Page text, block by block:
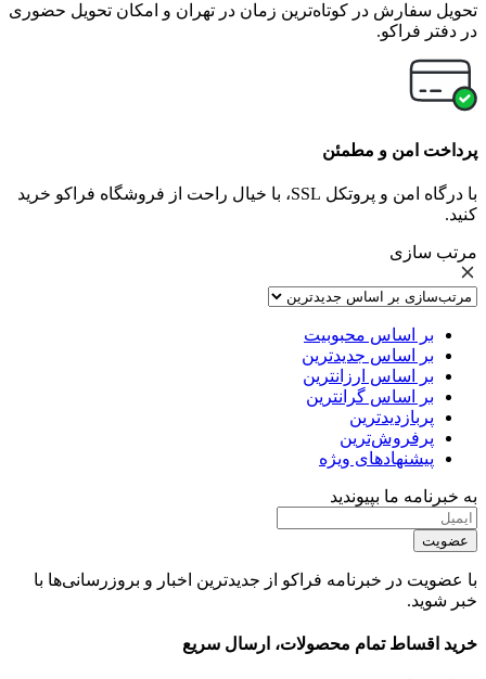
تحویل سفارش در کوتاه‌ترین زمان در تهران و امکان تحویل حضوری
در دفتر فراکو.
پرداخت امن و مطمئن
با درگاه امن و پروتکل SSL، با خیال راحت از فروشگاه فراکو خرید
کنید.
مرتب سازی
بر اساس محبوبیت
بر اساس جدیدترین
بر اساس ارزانترین
بر اساس گرانترین
پربازدیدترین
پرفروش‌ترین
پیشنهادهای ویژه
به خبرنامه ما بپیوندید
عضویت
با عضویت در خبرنامه فراکو از جدیدترین اخبار و بروزرسانی‌ها با
خبر شوید.
خرید اقساط تمام محصولات، ارسال سریع